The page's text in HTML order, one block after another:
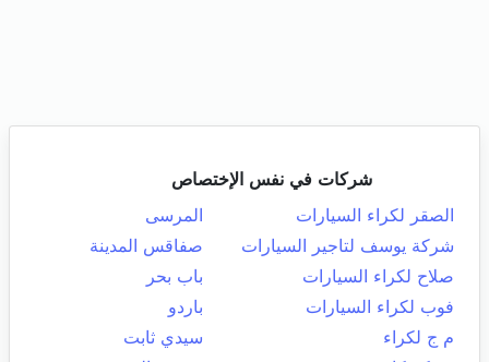
شركات في نفس الإختصاص
الصقر لكراء السيارات
المرسى
شركة يوسف لتاجير السيارات
صفاقس المدينة
صلاح لكراء السيارات
باب بحر
فوب لكراء السيارات
باردو
م ج لكراء
سيدي ثابت